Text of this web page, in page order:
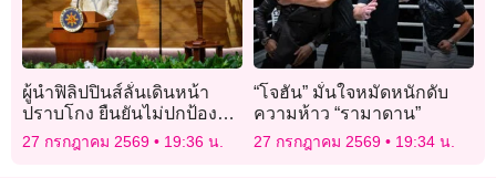
ผู้นำฟิลิปปินส์ลั่นเดินหน้า
ปราบโกง ยืนยันไม่ปกป้องคน
ใกล้ชิด
27 กรกฎาคม 2569 19:36 น.
“โจฮัน” มั่นใจหมัดหนักดับ
ความห้าว “รามาดาน”
27 กรกฎาคม 2569 19:34 น.